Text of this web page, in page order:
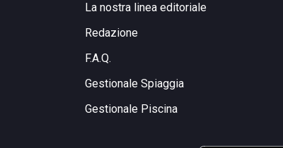
La nostra linea editoriale
Redazione
F.A.Q.
Gestionale Spiaggia
Gestionale Piscina